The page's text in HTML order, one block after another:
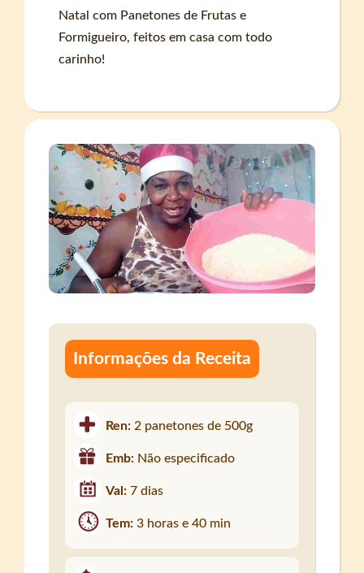
Natal com Panetones de Frutas e
Formigueiro, feitos em casa com todo
carinho!
Informações da Receita
Ren: 2 panetones de 500g
Emb: Não especificado
Val:7 dias
Tem:3 horas e 40 min